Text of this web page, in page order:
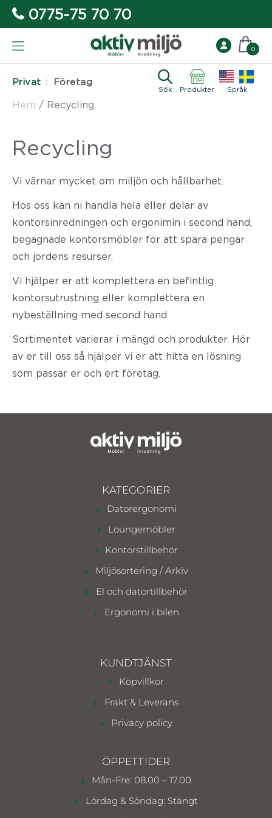
0775-75 70 70
Privat Företag
Sök Produkter Språk
0
Hem / Recycling
Recycling
Vi värnar mycket om miljön och hållbarhet.
Hos oss kan ni handla hela eller delar av
kontorsinredningen och ergonimin i second hand,
begagnade kontorsmöbler för att spara pengar
och jordens resurser.
Vi hjälper er att komplettera en befintlig
kontorsutrustning eller komplettera en
nybeställning med second hand.
Sortimentet varierar i mängd och produkter. Hör
av er till oss så hjälper vi er att hitta en lösning
som passar er och ert företag.
KATEGORIER
Datorergonomi
Loungemöbler
Kontorstillbehör
Miljösortering / Arkiv
El och datortillbehör
Ergonomi i bilen
KUNDTJÄNST
Köpvillkor
Frakt & Leverans
Privacy policy
ÖPPETTIDER
Mån-Fre: 08.00 – 17.00
Lördag & Söndag: Stängt